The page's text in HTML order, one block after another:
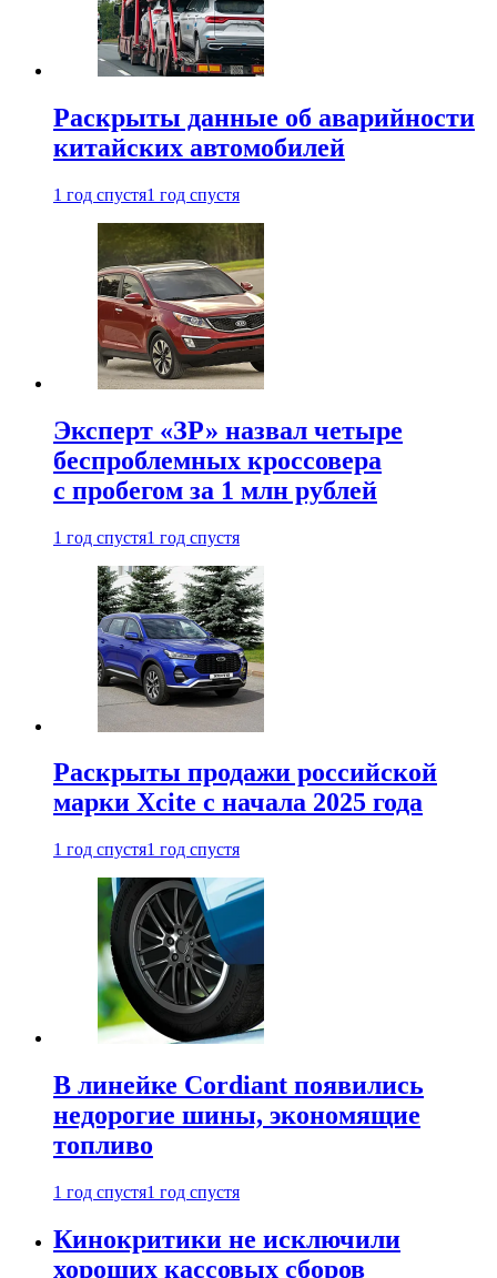
Раскрыты данные об аварийности
китайских автомобилей
1 год спустя1 год спустя
Эксперт «ЗР» назвал четыре
беспроблемных кроссовера
с пробегом за 1 млн рублей
1 год спустя1 год спустя
Раскрыты продажи российской
марки Xcite с начала 2025 года
1 год спустя1 год спустя
В линейке Cordiant появились
недорогие шины, экономящие
топливо
1 год спустя1 год спустя
Кинокритики не исключили
хороших кассовых сборов